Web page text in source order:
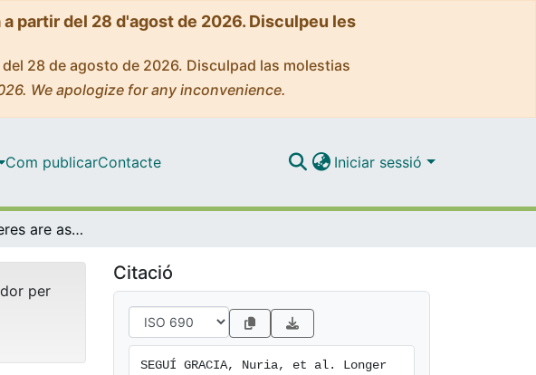
partir del 28 d'agost de 2026. Disculpeu les
28 de agosto de 2026. Disculpad las molestias
We apologize for any inconvenience.
Com publicarContacte Iniciar sessió
Longer telomeres are associated with cancer risk in MMR-proficient hereditary non-polyposis colorectal cancer
per
Citació
SEGUÍ GRACIA, Nuria, et al. Longer